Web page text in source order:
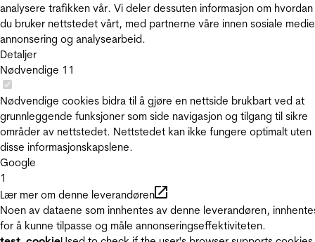
analysere trafikken vår. Vi deler dessuten informasjon om hvordan
du bruker nettstedet vårt, med partnerne våre innen sosiale
annonsering og analysearbeid.
Detaljer
Nødvendige 11
Nødvendige cookies bidra til å gjøre en nettside brukbart ved at
grunnleggende funksjoner som side navigasjon og tilgang til sikre
områder av nettstedet. Nettstedet kan ikke fungere optimalt uten
disse informasjonskapslene.
Google
1
Lær mer om denne leverandøren
Noen av dataene som innhentes av denne leverandøren,
for å kunne tilpasse og måle annonseringseffektiviteten.